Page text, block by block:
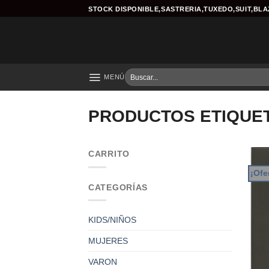
STOCK
MENÚ
Buscar
por:
PRODUCTOS
CARRITO
CATEGORÍAS
KIDS/NIÑOS
MUJERES
VARON